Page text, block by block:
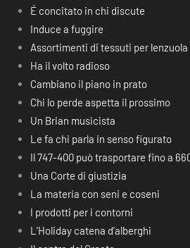
É concitato in chi discute
Induce a fuggire
Assortimenti di tessuti per lenzuola
Ha il volto radioso
Cambiano il piano in prato
Chi lo perde aspetta il prossimo
Un Brian musicista
Le fa chi parla in senso figurato
Il 747-400 può trasportare fino a
Una Corte di giustizia
La materia con seni e coseni
I prodotti per i contorni
L’Holiday catena d’alberghi